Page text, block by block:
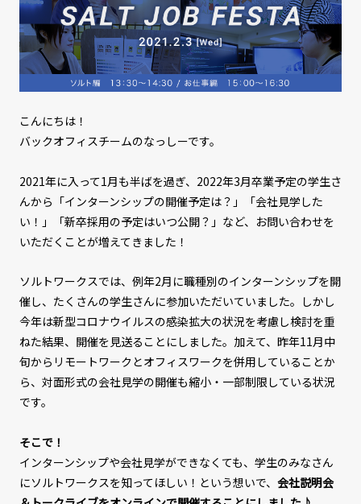
こんにちは！
バックオフィスチームのなっしーです。
2021年に入って1月も半ばを過ぎ、2022年3月卒業予定の学生さ
んから「インターンシップの開催予定は？」「会社見学した
い！」「新卒採用の予定はいつ公開？」など、お問い合わせを
いただくことが増えてきました！
ソルトワークスでは、例年2月に職種別のインターンシップを開
催し、たくさんの学生さんに参加いただいていました。しかし
今年は新型コロナウイルスの感染拡大の状況を考慮し検討を重
ねた結果、開催を見送ることにしました。加えて、昨年11月中
旬からリモートワークとオフィスワークを併用していることか
ら、対面形式の会社見学の開催も縮小・一部制限している状況
です。
そこで！
インターンシップや会社見学ができなくても、学生のみなさん
にソルトワークスを知ってほしい！という想いで、 会社説明会